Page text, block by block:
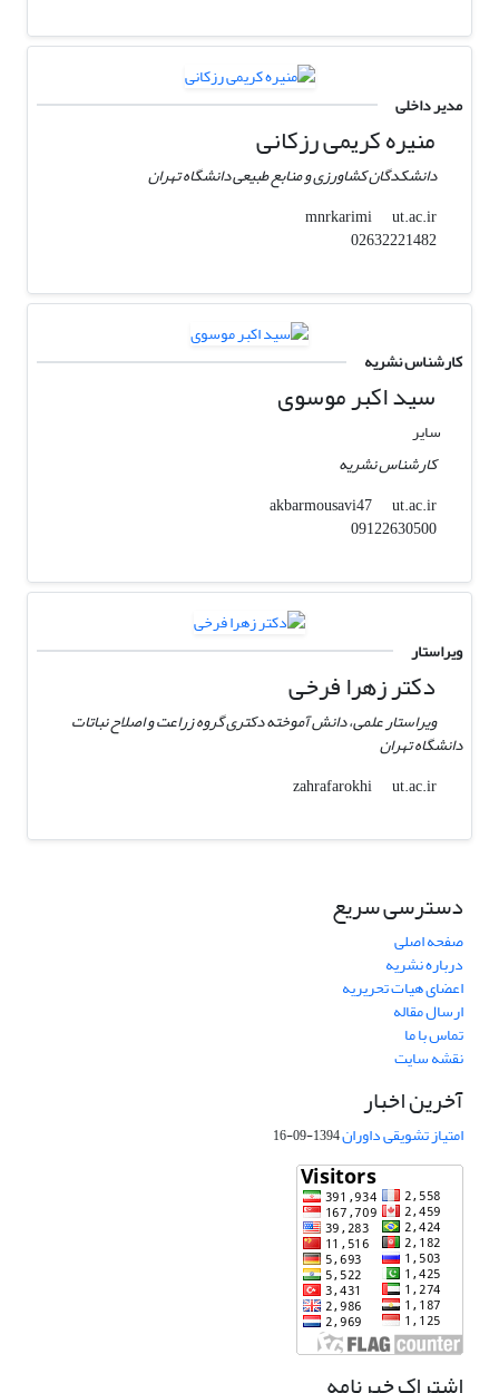
مدیر داخلی
منیره کریمی رزکانی
دانشکدگان کشاورزی و منابع طبیعی دانشگاه تهران
mnrkarimi
ut.ac.ir
02632221482
کارشناس نشریه
سید اکبر موسوی
سایر
کارشناس نشریه
akbarmousavi47
ut.ac.ir
09122630500
ویراستار
دکتر زهرا فرخی
ویراستار علمی، دانش آموخته دکتری گروه زراعت و اصلاح نباتات
دانشگاه تهران
zahrafarokhi
ut.ac.ir
دسترسی سریع
صفحه اصلی
درباره نشریه
اعضای هیات تحریریه
ارسال مقاله
تماس با ما
نقشه سایت
آخرین اخبار
امتیاز تشویقی داوران1394-09-16